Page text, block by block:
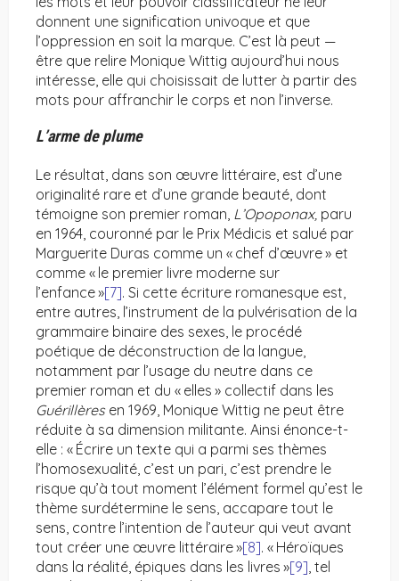
donnent une signification univoque et que
l’oppression en soit la marque. C’est là peut —
être que relire Monique Wittig aujourd’hui nous
intéresse, elle qui choisissait de lutter à partir des
mots pour affranchir le corps et non l’inverse.
L’arme de plume
Le résultat, dans son œuvre littéraire, est d’une
originalité rare et d’une grande beauté, dont
témoigne son premier roman, L’Opoponax, paru
en 1964, couronné par le Prix Médicis et salué par
Marguerite Duras comme un « chef d’œuvre » et
comme « le premier livre moderne sur
l’enfance »[7]. Si cette écriture romanesque est,
entre autres, l’instrument de la pulvérisation de la
grammaire binaire des sexes, le procédé
poétique de déconstruction de la langue,
notamment par l’usage du neutre dans ce
premier roman et du « elles » collectif dans les
Guérillères en 1969, Monique Wittig ne peut être
réduite à sa dimension militante. Ainsi énonce-t-
elle : « Écrire un texte qui a parmi ses thèmes
l’homosexualité, c’est un pari, c’est prendre le
risque qu’à tout moment l’élément formel qu’est le
thème surdétermine le sens, accapare tout le
sens, contre l’intention de l’auteur qui veut avant
tout créer une œuvre littéraire »[8]. « Héroïques
dans la réalité, épiques dans les livres »[9], tel